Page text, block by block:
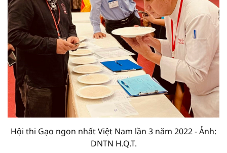
Hội thi Gạo ngon nhất Việt Nam lần 3 năm 2022 - Ảnh:
DNTN H.Q.T.